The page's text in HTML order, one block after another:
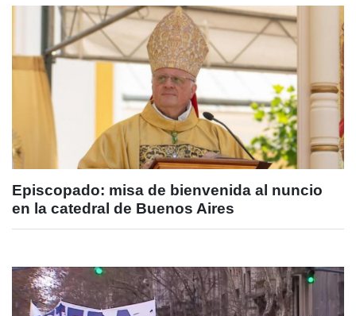
Episcopado: misa de bienvenida al nuncio
en la catedral de Buenos Aires